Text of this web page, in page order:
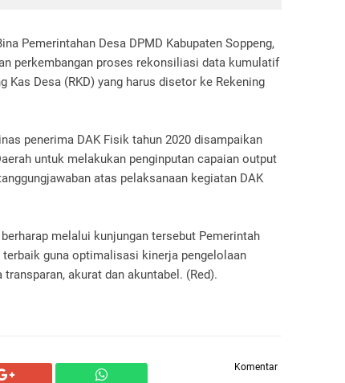
Pemerintahan Desa DPMD Kabupaten Soppeng,
perkembangan proses rekonsiliasi data kumulatif
Kas Desa (RKD) yang harus disetor ke Rekening
penerima DAK Fisik tahun 2020 disampaikan
untuk melakukan penginputan capaian output
atas pelaksanaan kegiatan DAK
melalui kunjungan tersebut Pemerintah
guna optimalisasi kinerja pengelolaan
akurat dan akuntabel. (Red).
Komentar